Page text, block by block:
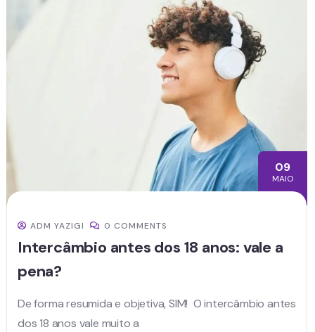
09
MAIO
ADM YAZIGI 0 COMMENTS
Intercâmbio antes dos 18 anos: vale a
pena?
De forma resumida e objetiva, SIM! O intercâmbio antes
dos 18 anos vale muito a